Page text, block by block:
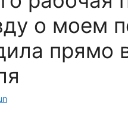
о моем
прямо